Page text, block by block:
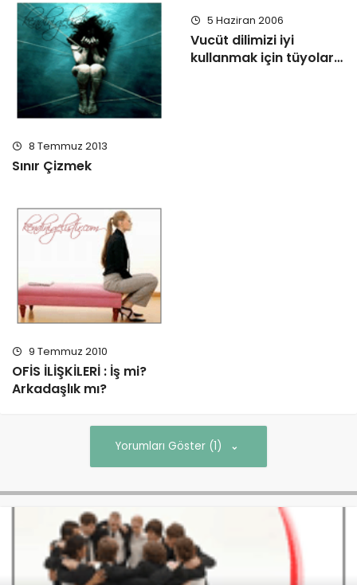
8 Temmuz 2013
Sınır Çizmek
5 Haziran 2006
Vucüt dilimizi iyi
kullanmak için tüyolar…
9 Temmuz 2010
OFİS İLİŞKİLERİ : İş mi?
Arkadaşlık mı?
Yorumları Göster (1)